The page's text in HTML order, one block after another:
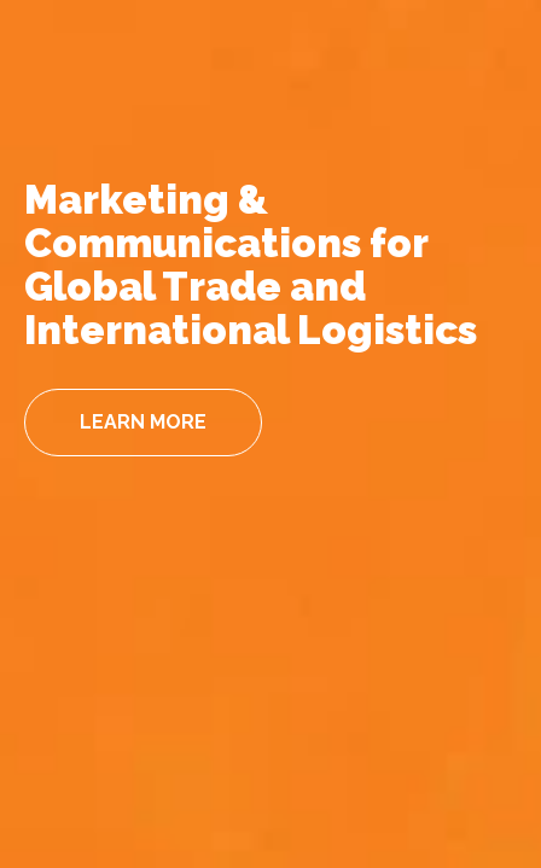
Marketing &
Communications for
Global Trade and
International Logistics
LEARN MORE